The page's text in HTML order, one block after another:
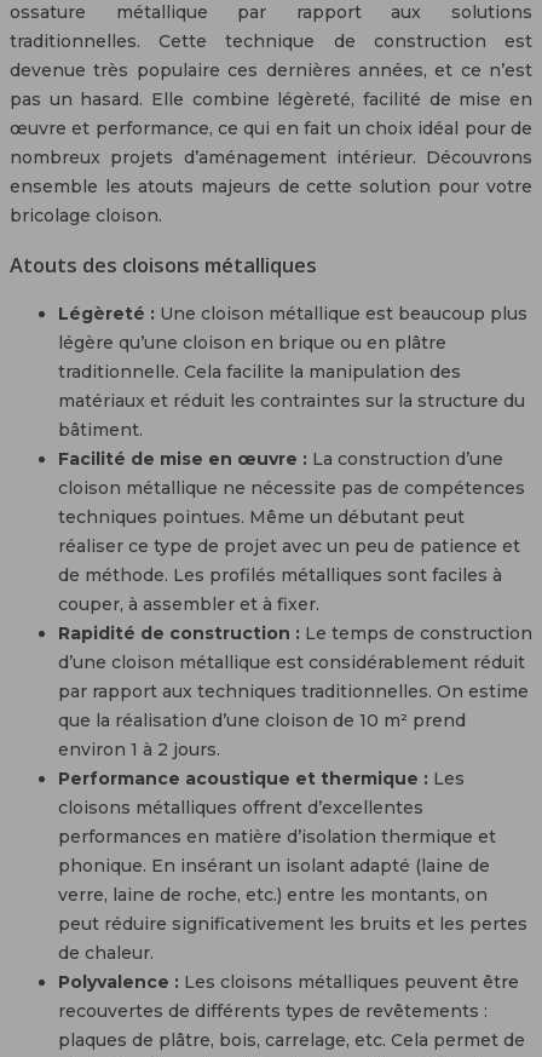
ossature métallique par rapport aux solutions
traditionnelles. Cette technique de construction est
devenue très populaire ces dernières années, et ce n’est
pas un hasard. Elle combine légèreté, facilité de mise en
œuvre et performance, ce qui en fait un choix idéal pour de
nombreux projets d’aménagement intérieur. Découvrons
ensemble les atouts majeurs de cette solution pour votre
bricolage cloison.
Atouts des cloisons métalliques
Légèreté : Une cloison métallique est beaucoup plus
légère qu’une cloison en brique ou en plâtre
traditionnelle. Cela facilite la manipulation des
matériaux et réduit les contraintes sur la structure du
bâtiment.
Facilité de mise en œuvre : La construction d’une
cloison métallique ne nécessite pas de compétences
techniques pointues. Même un débutant peut
réaliser ce type de projet avec un peu de patience et
de méthode. Les profilés métalliques sont faciles à
couper, à assembler et à fixer.
Rapidité de construction : Le temps de construction
d’une cloison métallique est considérablement réduit
par rapport aux techniques traditionnelles. On estime
que la réalisation d’une cloison de 10 m² prend
environ 1 à 2 jours.
Performance acoustique et thermique : Les
cloisons métalliques offrent d’excellentes
performances en matière d’isolation thermique et
phonique. En insérant un isolant adapté (laine de
verre, laine de roche, etc.) entre les montants, on
peut réduire significativement les bruits et les pertes
de chaleur.
Polyvalence : Les cloisons métalliques peuvent être
recouvertes de différents types de revêtements :
plaques de plâtre, bois, carrelage, etc. Cela permet de